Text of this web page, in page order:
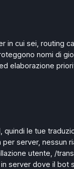
in cui sei, routing
nomi di
elaborazione
le tue
server, nessun
utente, /
server dove il bot